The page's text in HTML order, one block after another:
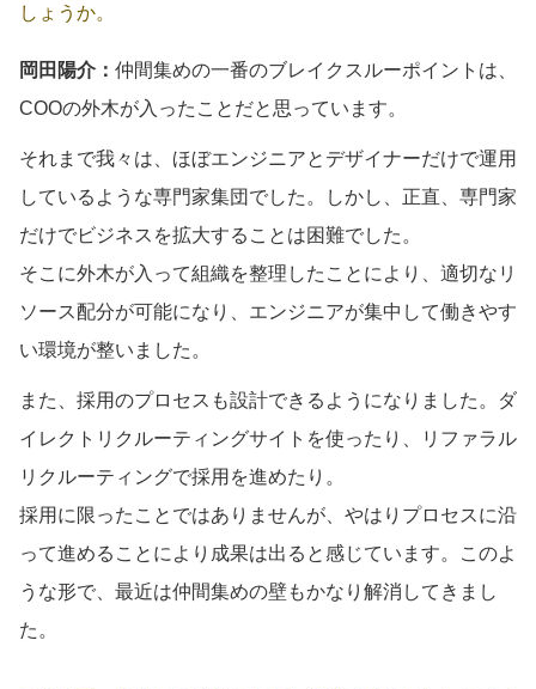
しょうか。
岡田陽介： 仲間集めの一番のブレイクスルーポイントは、
COOの外木が入ったことだと思っています。
それまで我々は、ほぼエンジニアとデザイナーだけで運用
しているような専門家集団でした。しかし、正直、専門家
だけでビジネスを拡大することは困難でした。
そこに外木が入って組織を整理したことにより、適切なリ
ソース配分が可能になり、エンジニアが集中して働きやす
い環境が整いました。
また、採用のプロセスも設計できるようになりました。ダ
イレクトリクルーティングサイトを使ったり、リファラル
リクルーティングで採用を進めたり。
採用に限ったことではありませんが、やはりプロセスに沿
って進めることにより成果は出ると感じています。このよ
うな形で、最近は仲間集めの壁もかなり解消してきまし
た。